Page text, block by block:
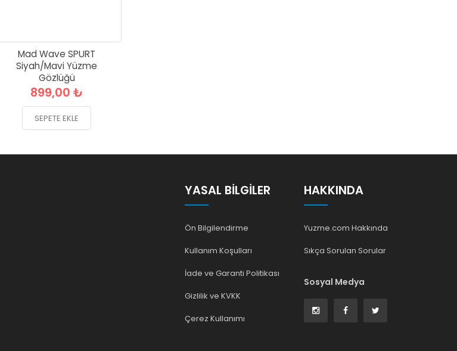
Mad Wave SPURT
Siyah/Mavi Yüzme
Gözlüğü
899,00 ₺
SEPETE EKLE
YASAL BILGILER
Ön Bilgilendirme
Kullanım Koşulları
İade ve Garanti Politikası
Gizlilik ve KVKK
Çerez Kullanımı
HAKKINDA
Yuzme.com Hakkında
Sıkça Sorulan Sorular
Sosyal Medya